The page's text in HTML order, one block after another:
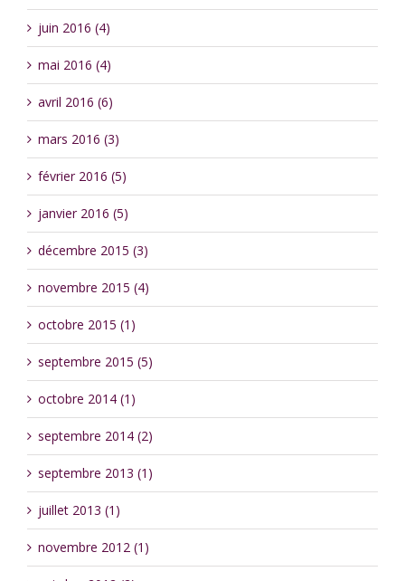
juin 2016 (4)
mai 2016 (4)
avril 2016 (6)
mars 2016 (3)
février 2016 (5)
janvier 2016 (5)
décembre 2015 (3)
novembre 2015 (4)
octobre 2015 (1)
septembre 2015 (5)
octobre 2014 (1)
septembre 2014 (2)
septembre 2013 (1)
juillet 2013 (1)
novembre 2012 (1)